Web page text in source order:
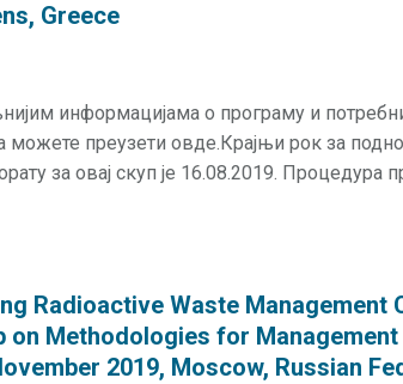
Greece
информацијама о програму и
можете преузети овде.Крајњи рок за
за овај скуп је 16.08.2019. Процедура
Radioactive Waste Management
on Methodologies for
2019, Moscow, Russian